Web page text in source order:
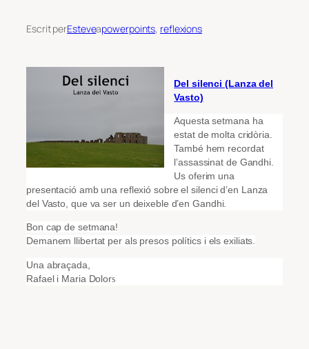
Escrit perEsteveapowerpoints, reflexions
Del silenci (Lanza del
Vasto)
Aquesta setmana ha
estat de molta cridòria.
També hem recordat
l’assassinat de Gandhi.
Us oferim una
presentació amb una reflexió sobre el silenci d’en Lanza
del Vasto, que va ser un deixeble d’en Gandhi.
Bon cap de setmana!
Demanem llibertat per als presos polítics i els exiliats.
Una abraçada,
Rafael i Maria Dolors